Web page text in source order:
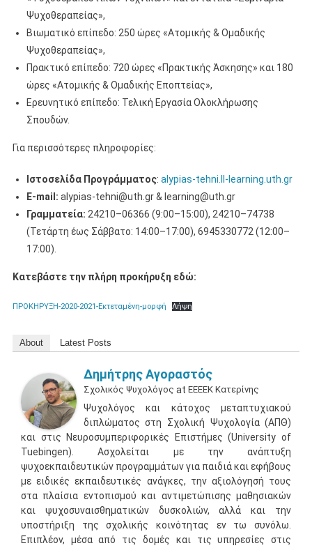
Ψυχοθεραπείας»,
Βιωματικό επίπεδο: 250 ώρες «Ατομικής & Ομαδικής
Ψυχοθεραπείας»,
Πρακτικό επίπεδο: 720 ώρες «Πρακτικής Άσκησης» και 180
ώρες «Ατομικής & Ομαδικής Εποπτείας»,
Ερευνητικό επίπεδο: Τελική Εργασία Ολοκλήρωσης
Σπουδών.
Για περισσότερες πληροφορίες:
Ιστοσελίδα Προγράμματος: alypias-tehni.ll-learning.uth.gr
E-mail: alypias-tehni@uth.gr & learning@uth.gr
Γραμματεία: 24210–06366 (9:00–15:00), 24210–74738
(Τετάρτη έως Σάββατο: 14:00–17:00), 6945330772 (12:00–
17:00).
Κατεβάστε την πλήρη προκήρυξη εδώ:
ΠΡΟΚΗΡΥΞΗ-2020-2021-Εκτεταμένη-μορφή Λήψη
About Latest Posts
Δημήτρης Αγοραστός
Σχολικός Ψυχολόγος at ΕΕΕΕΚ Κατερίνης
Ψυχολόγος και κάτοχος μεταπτυχιακού
διπλώματος στη Σχολική Ψυχολογία (ΑΠΘ)
και στις Νευροσυμπεριφορικές Επιστήμες (University of
Tuebingen). Ασχολείται με την ανάπτυξη
ψυχοεκπαιδευτικών προγραμμάτων για παιδιά και εφήβους
με ειδικές εκπαιδευτικές ανάγκες, την αξιολόγησή τους
στα πλαίσια εντοπισμού και αντιμετώπισης μαθησιακών
και ψυχοσυναισθηματικών δυσκολιών, αλλά και την
υποστήριξη της σχολικής κοινότητας εν τω συνόλω.
Επιπλέον, μέσα από τις δομές και τις υπηρεσίες στις